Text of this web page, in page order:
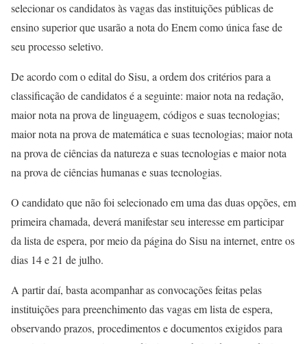
selecionar os candidatos às vagas das instituições públicas de
ensino superior que usarão a nota do Enem como única fase de
seu processo seletivo.
De acordo com o edital do Sisu, a ordem dos critérios para a
classificação de candidatos é a seguinte: maior nota na redação,
maior nota na prova de linguagem, códigos e suas tecnologias;
maior nota na prova de matemática e suas tecnologias; maior nota
na prova de ciências da natureza e suas tecnologias e maior nota
na prova de ciências humanas e suas tecnologias.
O candidato que não foi selecionado em uma das duas opções, em
primeira chamada, deverá manifestar seu interesse em participar
da lista de espera, por meio da página do Sisu na internet, entre os
dias 14 e 21 de julho.
A partir daí, basta acompanhar as convocações feitas pelas
instituições para preenchimento das vagas em lista de espera,
observando prazos, procedimentos e documentos exigidos para